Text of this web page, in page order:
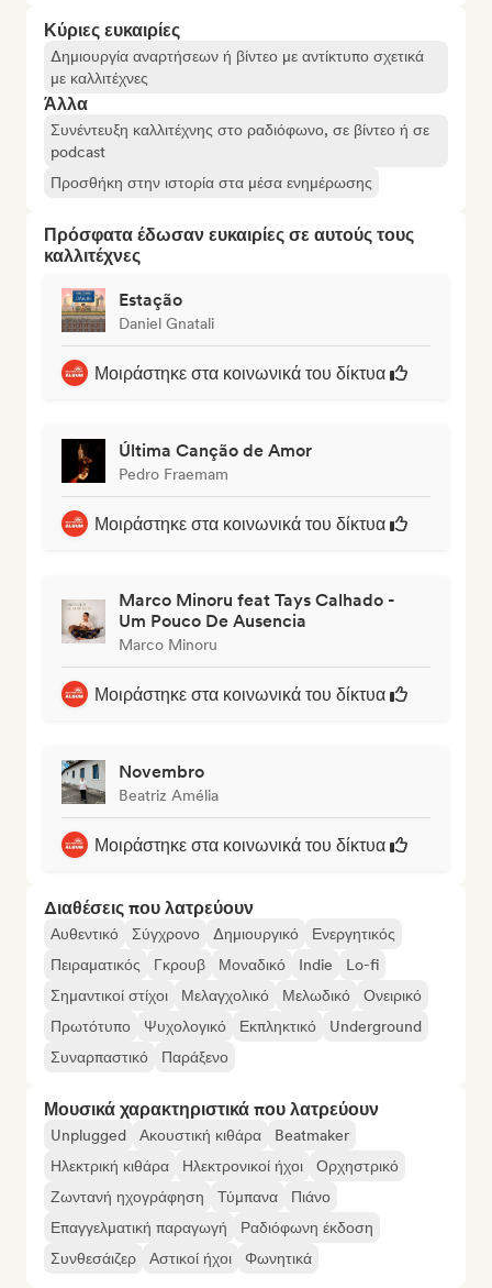
Κύριες ευκαιρίες
Δημιουργία αναρτήσεων ή βίντεο με αντίκτυπο σχετικά
με καλλιτέχνες
Άλλα
Συνέντευξη καλλιτέχνης στο ραδιόφωνο, σε βίντεο ή σε
podcast
Προσθήκη στην ιστορία στα μέσα ενημέρωσης
Πρόσφατα έδωσαν ευκαιρίες σε αυτούς τους
καλλιτέχνες
Estação
Daniel Gnatali
Μοιράστηκε στα κοινωνικά του δίκτυα
Última Canção de Amor
Pedro Fraemam
Μοιράστηκε στα κοινωνικά του δίκτυα
Marco Minoru feat Tays Calhado -
Um Pouco De Ausencia
Marco Minoru
Μοιράστηκε στα κοινωνικά του δίκτυα
Novembro
Beatriz Amélia
Μοιράστηκε στα κοινωνικά του δίκτυα
Διαθέσεις που λατρεύουν
Αυθεντικό Σύγχρονο Δημιουργικό
Ενεργητικός
Πειραματικός
Γκρουβ Μοναδικό Indie
Lo-fi
Σημαντικοί στίχοι
Μελαγχολικό Μελωδικό
Ονειρικό
Πρωτότυπο
Ψυχολογικό Εκπληκτικό
Underground
Συναρπαστικό
Παράξενο
Μουσικά χαρακτηριστικά που λατρεύουν
Unplugged Ακουστική κιθάρα
Beatmaker
Ηλεκτρική κιθάρα
Ηλεκτρονικοί ήχοι
Ορχηστρικό
Ζωντανή ηχογράφηση
Τύμπανα
Πιάνο
Επαγγελματική παραγωγή
Ραδιόφωνη έκδοση
Συνθεσάιζερ
Αστικοί ήχοι Φωνητικά